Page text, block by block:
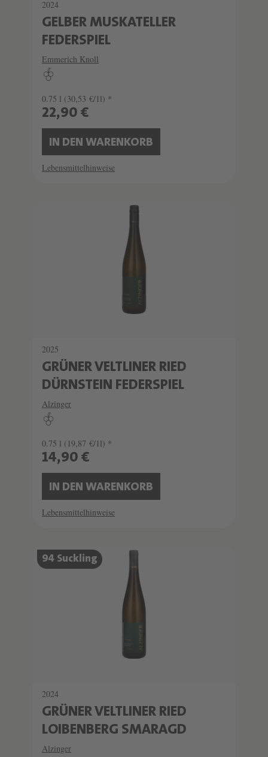
2024
GELBER MUSKATELLER
FEDERSPIEL
Emmerich Knoll
0.75 l (30,53 €/1l) *
22,90 €
IN DEN WARENKORB
Lebensmittelhinweise
2025
GRÜNER VELTLINER RIED
DÜRNSTEIN FEDERSPIEL
Alzinger
0.75 l (19,87 €/1l) *
14,90 €
IN DEN WARENKORB
Lebensmittelhinweise
94 Suckling
2024
GRÜNER VELTLINER RIED
LOIBENBERG SMARAGD
Alzinger